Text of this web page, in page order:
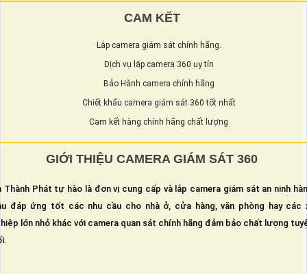
CAM KẾT
Lắp camera giám sát chính hãng.
Dịch vụ lắp camera 360 uy tín
Bảo Hành camera chính hãng
Chiết khấu camera giám sát 360 tốt nhất
Cam kết hàng chính hãng chất lượng
GIỚI THIỆU CAMERA GIÁM SÁT 360
Thành Phát tự hào là đơn vị cung cấp và lắp camera giám sát an ninh
đáp ứng tốt các nhu cầu cho nhà ở, cửa hàng, văn phòng hay các
lớn nhỏ khác với camera quan sát chính hãng đảm bảo chất lượng